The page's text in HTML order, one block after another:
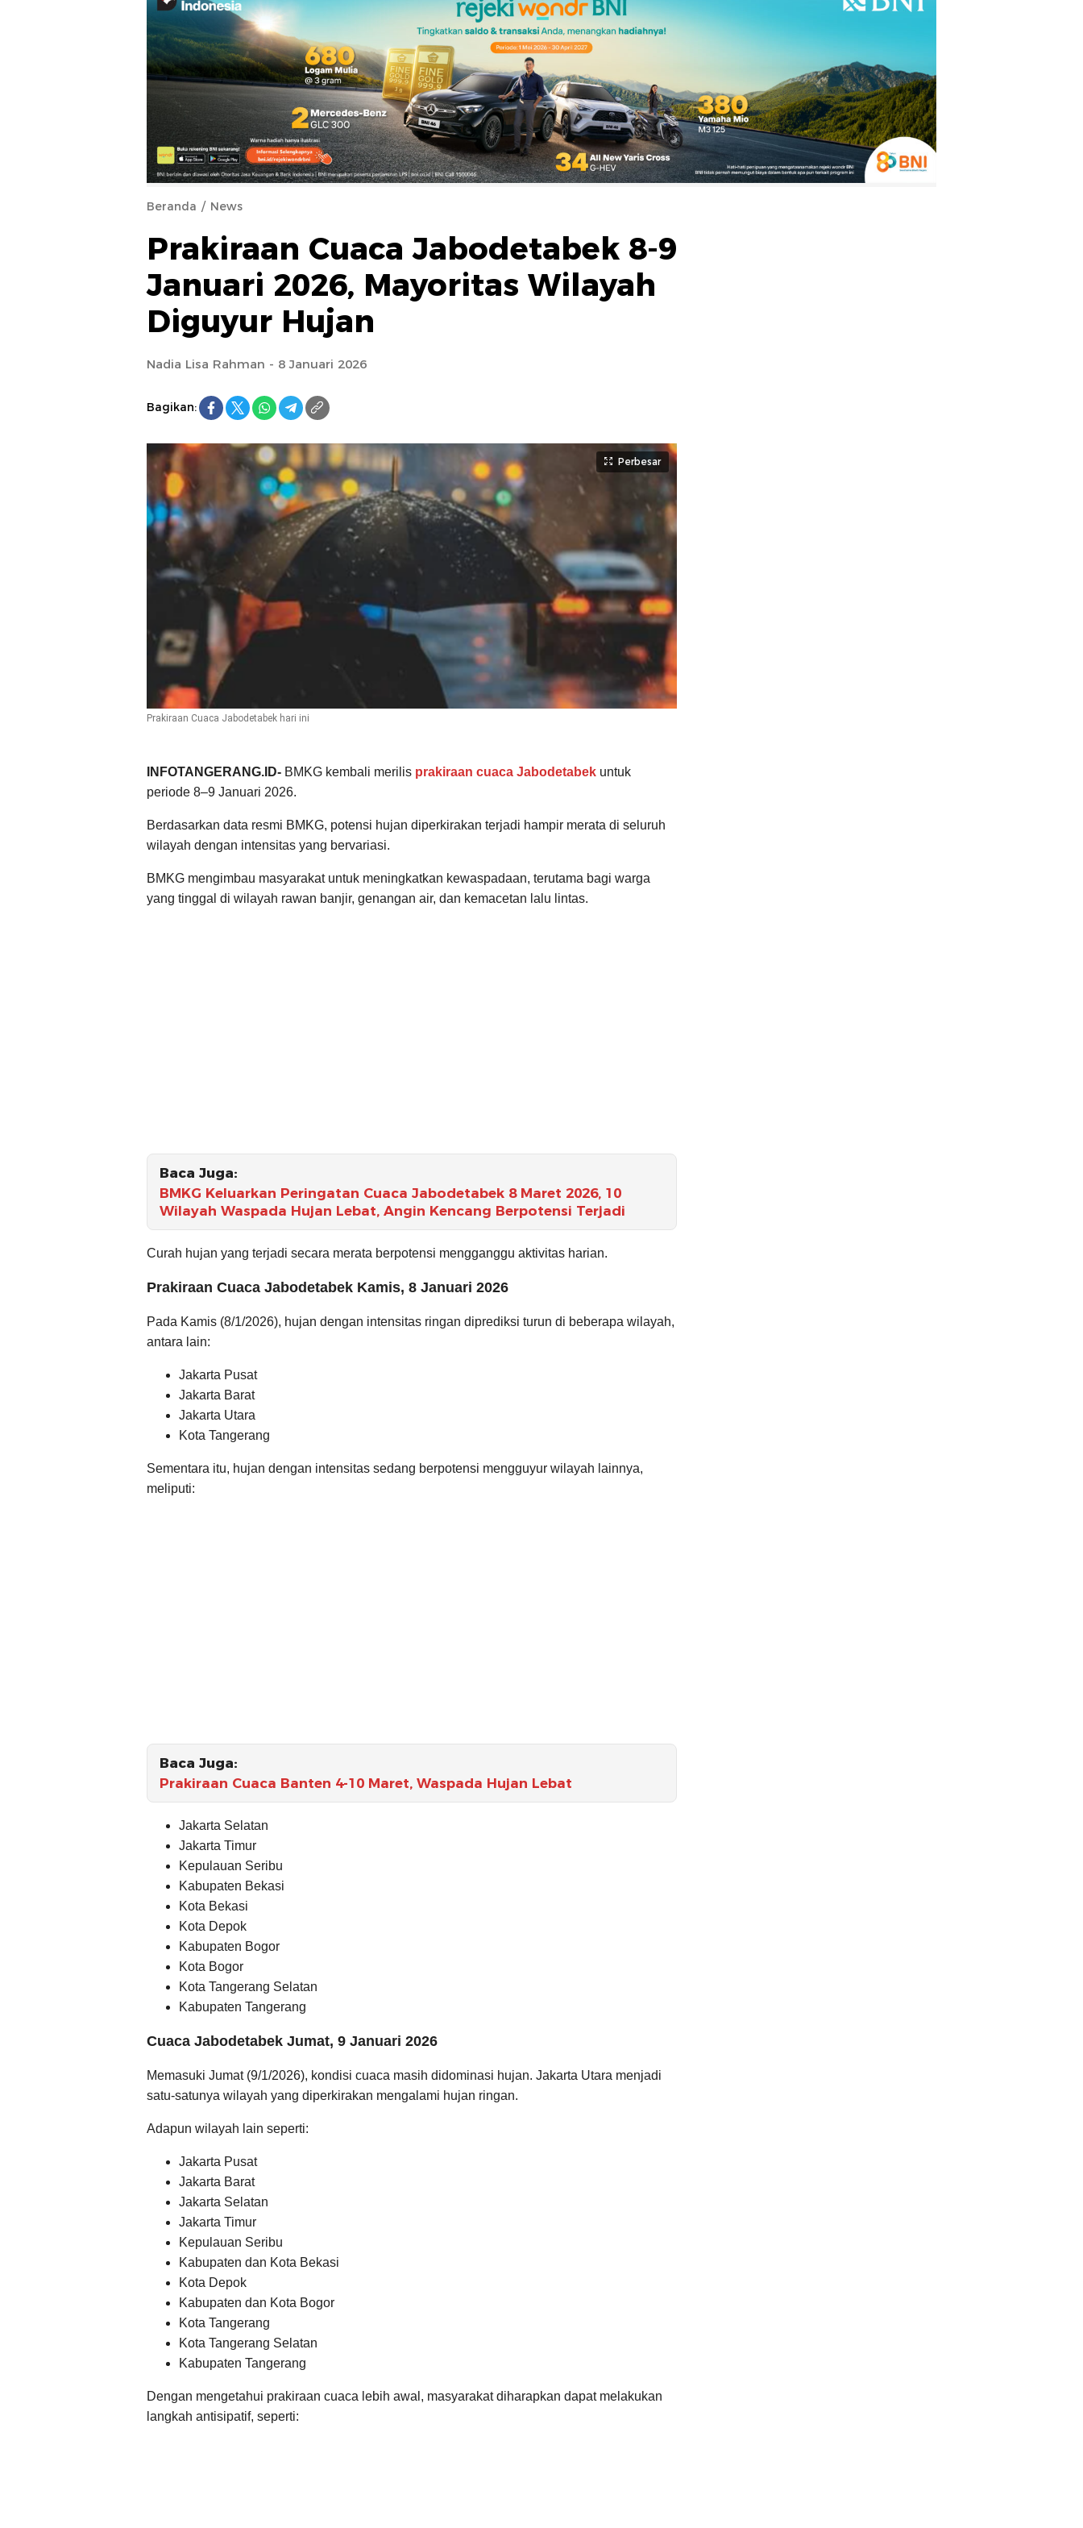
Beranda News
Prakiraan Cuaca Jabodetabek 8-9
Januari 2026, Mayoritas Wilayah
Diguyur Hujan
Nadia Lisa Rahman - 8 Januari 2026
Bagikan:
Perbesar
Prakiraan Cuaca Jabodetabek hari ini
INFOTANGERANG.ID- BMKG kembali merilis prakiraan cuaca Jabodetabek untuk
periode 8–9 Januari 2026.
Berdasarkan data resmi BMKG, potensi hujan diperkirakan terjadi hampir merata di seluruh
wilayah dengan intensitas yang bervariasi.
BMKG mengimbau masyarakat untuk meningkatkan kewaspadaan, terutama bagi warga
yang tinggal di wilayah rawan banjir, genangan air, dan kemacetan lalu lintas.
Baca Juga:
BMKG Keluarkan Peringatan Cuaca Jabodetabek 8 Maret 2026, 10
Wilayah Waspada Hujan Lebat, Angin Kencang Berpotensi Terjadi
Curah hujan yang terjadi secara merata berpotensi mengganggu aktivitas harian.
Prakiraan Cuaca Jabodetabek Kamis, 8 Januari 2026
Pada Kamis (8/1/2026), hujan dengan intensitas ringan diprediksi turun di beberapa wilayah,
antara lain:
Jakarta Pusat
Jakarta Barat
Jakarta Utara
Kota Tangerang
Sementara itu, hujan dengan intensitas sedang berpotensi mengguyur wilayah lainnya,
meliputi:
Baca Juga:
Prakiraan Cuaca Banten 4-10 Maret, Waspada Hujan Lebat
Jakarta Selatan
Jakarta Timur
Kepulauan Seribu
Kabupaten Bekasi
Kota Bekasi
Kota Depok
Kabupaten Bogor
Kota Bogor
Kota Tangerang Selatan
Kabupaten Tangerang
Cuaca Jabodetabek Jumat, 9 Januari 2026
Memasuki Jumat (9/1/2026), kondisi cuaca masih didominasi hujan. Jakarta Utara menjadi
satu-satunya wilayah yang diperkirakan mengalami hujan ringan.
Adapun wilayah lain seperti:
Jakarta Pusat
Jakarta Barat
Jakarta Selatan
Jakarta Timur
Kepulauan Seribu
Kabupaten dan Kota Bekasi
Kota Depok
Kabupaten dan Kota Bogor
Kota Tangerang
Kota Tangerang Selatan
Kabupaten Tangerang
Dengan mengetahui prakiraan cuaca lebih awal, masyarakat diharapkan dapat melakukan
langkah antisipatif, seperti: